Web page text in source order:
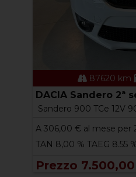
87620 km
DACIA Sandero 2ª
Sandero 900 TCe 12V
A306,00€ al mese per
TAN 8,00 % TAEG 8.55
Prezzo